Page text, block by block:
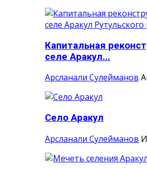
Капитальная
селе Аракул...
Арсланали Сулейманов
Село Аракул
Арсланали Сулейманов